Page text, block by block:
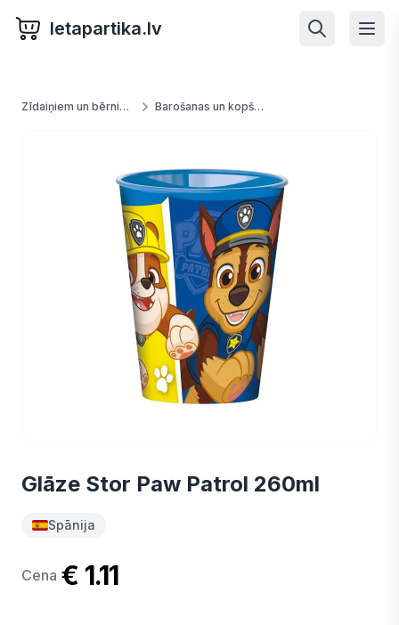
letapartika.lv
Zīdaiņiem un bērniem Barošanas un kopšanas piederumi
Glāze Stor Paw Patrol 260ml
Spānija
Cena € 1.11